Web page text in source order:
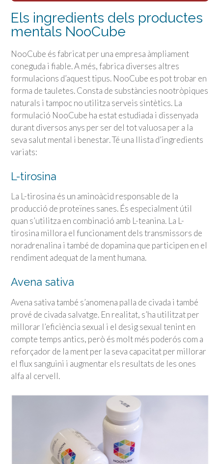
Els ingredients dels productes
mentals NooCube
NooCube és fabricat per una empresa àmpliament
coneguda i fiable. A més, fabrica diverses altres
formulacions d’aquest tipus. NooCube es pot trobar en
forma de tauletes. Consta de substàncies nootròpiques
naturals i tampoc no utilitza serveis sintètics. La
formulació NooCube ha estat estudiada i dissenyada
durant diversos anys per ser del tot valuosa per a la
seva salut mental i benestar. Té una llista d’ingredients
variats:
L-tirosina
La L-tirosina és un aminoàcid responsable de la
producció de proteïnes sanes. És especialment útil
quan s’utilitza en combinació amb L-teanina. La L-
tirosina millora el funcionament dels transmissors de
noradrenalina i també de dopamina que participen en el
rendiment adequat de la ment humana.
Avena sativa
Avena sativa també s’anomena palla de civada i també
prové de civada salvatge. En realitat, s’ha utilitzat per
millorar l’eficiència sexual i el desig sexual tenint en
compte temps antics, però és molt més poderós com a
reforçador de la ment per la seva capacitat per millorar
el flux sanguini i augmentar els resultats de les ones
alfa al cervell.